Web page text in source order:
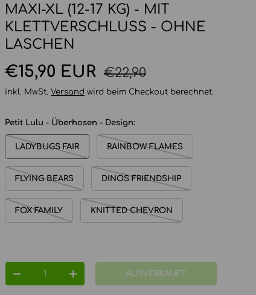
MAXI-XL (12-17 KG) - MIT
KLETTVERSCHLUSS - OHNE
LASCHEN
Verkaufspreis
€15,90 EUR Normaler Preis
€22,90
inkl. MwSt. Versand wird beim Checkout berechnet.
Petit Lulu - Überhosen - Design:
LADYBUGS FAIR RAINBOW FLAMES
FLYING BEARS DINOS FRIENDSHIP
FOX FAMILY KNITTED CHEVRON
MENGE VERRINGERNMENGE ERHÖHENAUSVERKAUFT